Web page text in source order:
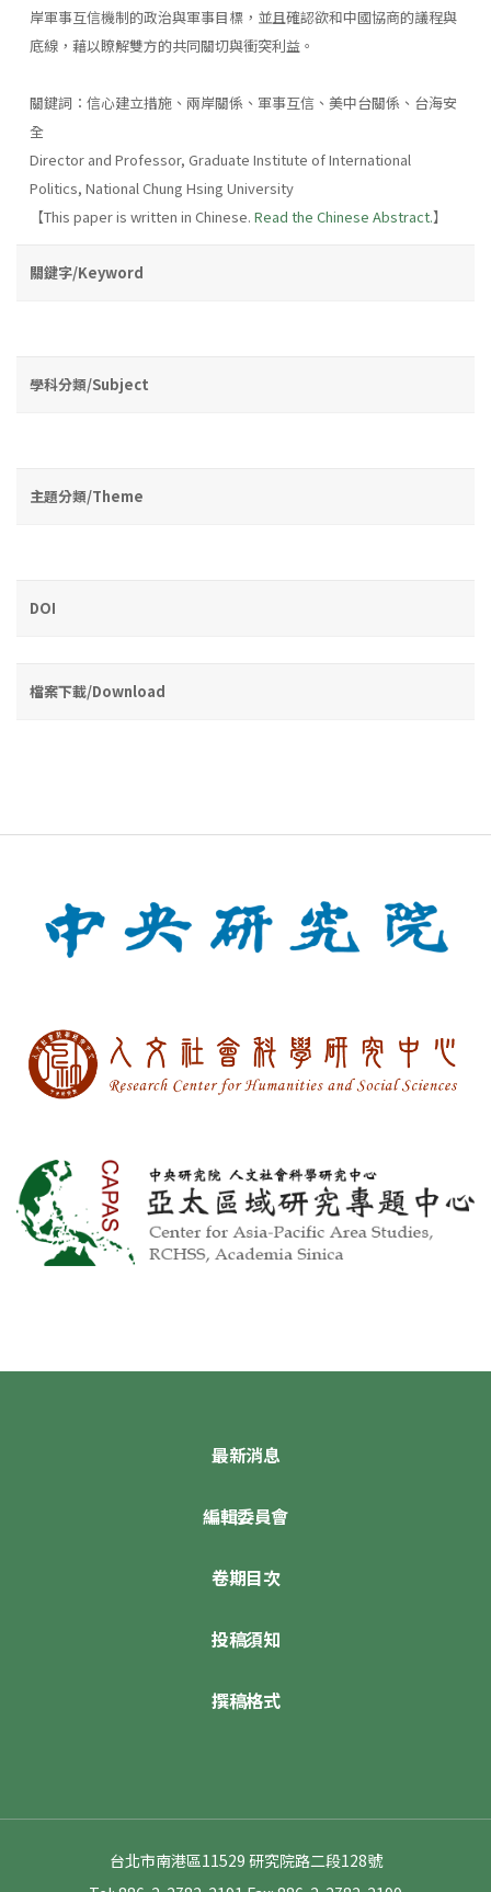
岸軍事互信機制的政治與軍事目標，並且確認欲和中國協商的議程與
底線，藉以瞭解雙方的共同關切與衝突利益。
關鍵詞：信心建立措施、兩岸關係、軍事互信、美中台關係、台海安
全
Director and Professor, Graduate Institute of International
Politics, National Chung Hsing University
【This paper is written in Chinese. Read the Chinese Abstract.】
關鍵字/Keyword
學科分類/Subject
主題分類/Theme
DOI
檔案下載/Download
最新消息
編輯委員會
卷期目次
投稿須知
撰稿格式
台北市南港區11529 研究院路二段128號